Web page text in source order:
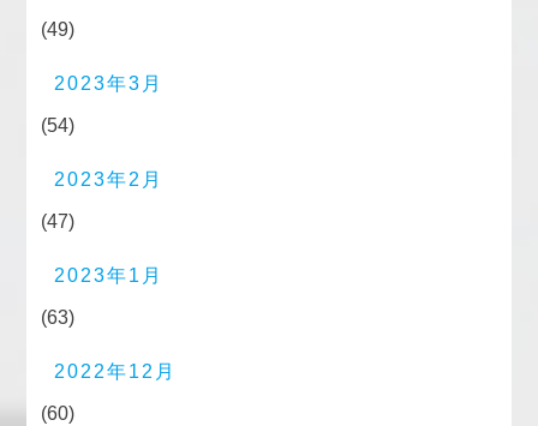
(49)
2023年3月
(54)
2023年2月
(47)
2023年1月
(63)
2022年12月
(60)